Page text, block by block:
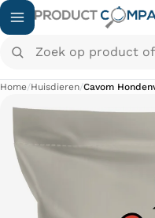
Home/Huisdieren/Cavom